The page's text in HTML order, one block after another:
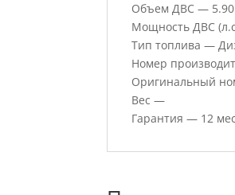
Объем ДВС — 5.90
Мощность ДВС
Тип топлива —
Номер
Оригинальный
Вес —
Гарантия — 12